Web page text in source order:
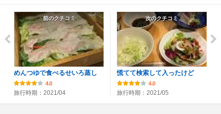
前のクチコミ
めんつゆで食べるせいろ蒸し
4.0
旅行時期：2021/04
次のクチコミ
慌てて検索して入ったけど
4.0
旅行時期：2021/05